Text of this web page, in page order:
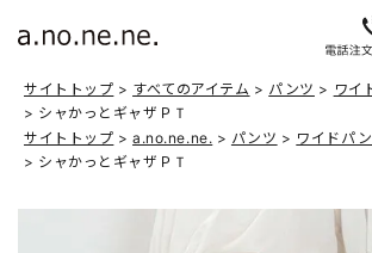
サイトトップ すべてのアイテム パンツ
ワイ
シャかっとギャザＰＴ
サイトトップ
a.no.ne.ne. パンツ
ワイドパ
シャかっとギャザＰＴ